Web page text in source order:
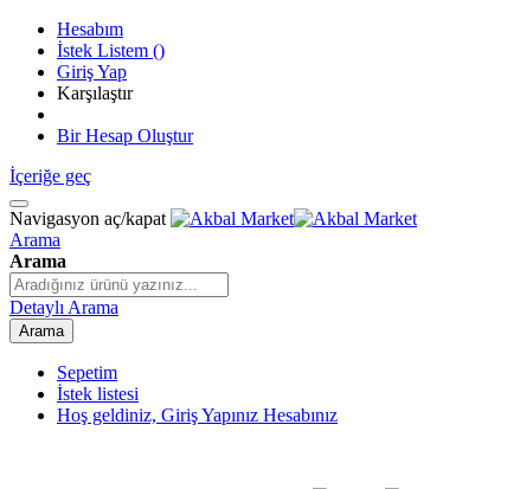
Hesabım
İstek Listem ()
Giriş Yap
Karşılaştır
Bir Hesap Oluştur
İçeriğe geç
Navigasyon aç/kapat
Arama
Arama
Detaylı Arama
Arama
Sepetim
İstek listesi
Hoş geldiniz, Giriş Yapınız Hesabınız